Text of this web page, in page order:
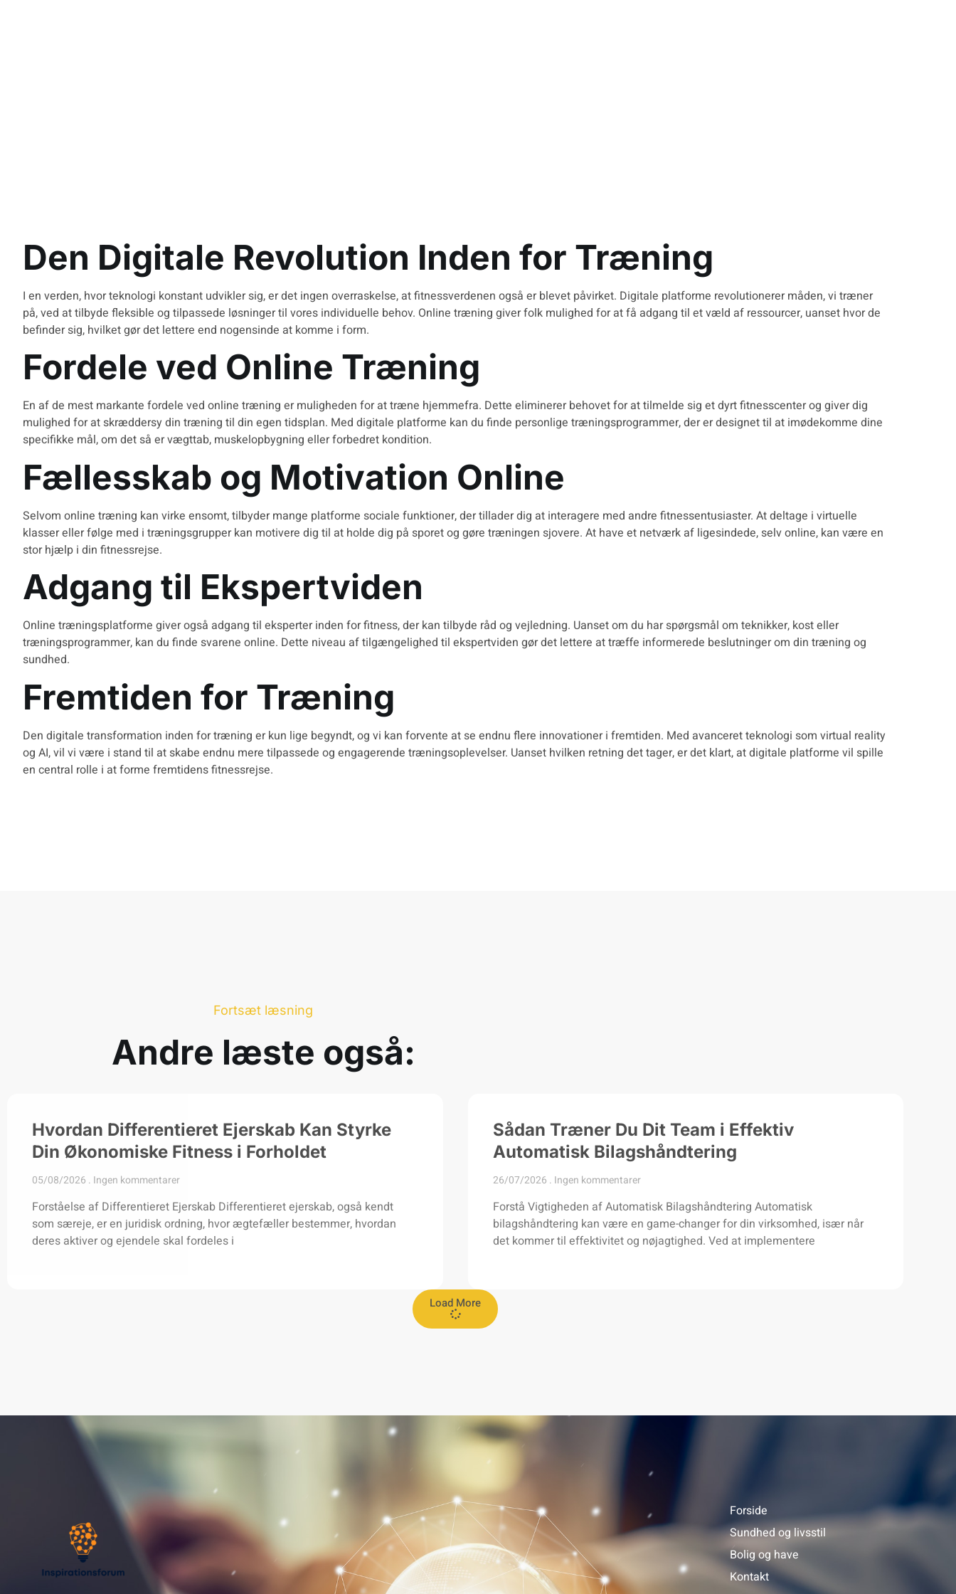
Den Digitale Revolution Inden for Træning
I en verden, hvor teknologi konstant udvikler sig, er det ingen overraskelse, at fitnessverdenen også er blevet påvirket. Digitale platforme revolutionerer måden, vi træner
på, ved at tilbyde fleksible og tilpassede løsninger til vores individuelle behov. Online træning giver folk mulighed for at få adgang til et væld af ressourcer, uanset hvor de
befinder sig, hvilket gør det lettere end nogensinde at komme i form.
Fordele ved Online Træning
En af de mest markante fordele ved online træning er muligheden for at træne hjemmefra. Dette eliminerer behovet for at tilmelde sig et dyrt fitnesscenter og giver dig
mulighed for at skræddersy din træning til din egen tidsplan. Med digitale platforme kan du finde personlige træningsprogrammer, der er designet til at imødekomme dine
specifikke mål, om det så er vægttab, muskelopbygning eller forbedret kondition.
Fællesskab og Motivation Online
Selvom online træning kan virke ensomt, tilbyder mange platforme sociale funktioner, der tillader dig at interagere med andre fitnessentusiaster. At deltage i virtuelle
klasser eller følge med i træningsgrupper kan motivere dig til at holde dig på sporet og gøre træningen sjovere. At have et netværk af ligesindede, selv online, kan være en
stor hjælp i din fitnessrejse.
Adgang til Ekspertviden
Online træningsplatforme giver også adgang til eksperter inden for fitness, der kan tilbyde råd og vejledning. Uanset om du har spørgsmål om teknikker, kost eller
træningsprogrammer, kan du finde svarene online. Dette niveau af tilgængelighed til ekspertviden gør det lettere at træffe informerede beslutninger om din træning og
sundhed.
Fremtiden for Træning
Den digitale transformation inden for træning er kun lige begyndt, og vi kan forvente at se endnu flere innovationer i fremtiden. Med avanceret teknologi som virtual reality
og AI, vil vi være i stand til at skabe endnu mere tilpassede og engagerende træningsoplevelser. Uanset hvilken retning det tager, er det klart, at digitale platforme vil spille
en central rolle i at forme fremtidens fitnessrejse.
Fortsæt læsning
Andre læste også:
Hvordan Differentieret Ejerskab Kan Styrke
Din Økonomiske Fitness i Forholdet
05/08/2026 Ingen kommentarer
Forståelse af Differentieret Ejerskab Differentieret ejerskab, også kendt
som særeje, er en juridisk ordning, hvor ægtefæller bestemmer, hvordan
deres aktiver og ejendele skal fordeles i
Sådan Træner Du Dit Team i Effektiv
Automatisk Bilagshåndtering
26/07/2026 Ingen kommentarer
Forstå Vigtigheden af Automatisk Bilagshåndtering Automatisk
bilagshåndtering kan være en game-changer for din virksomhed, især når
det kommer til effektivitet og nøjagtighed. Ved at implementere
Load More
Forside
Sundhed og livsstil
Bolig og have
Kontakt